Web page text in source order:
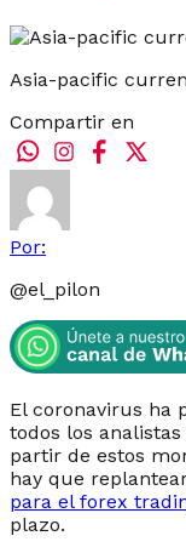
Asia-pacific
Compartir en
Por:
@el_pilon
El coronavirus ha
todos los
partir de estos
hay que
para el forex
plazo.